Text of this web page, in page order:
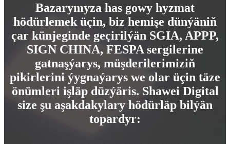
Bazarymyza has gowy hyzmat
hödürlemek üçin, biz hemişe dünýäniň
çar künjeginde geçirilýän SGIA, APPP,
SIGN CHINA, FESPA sergilerine
gatnaşýarys, müşderilerimiziň
pikirlerini ýygnaýarys we olar üçin täze
önümleri işläp düzýäris. Shawei Digital
size şu aşakdakylary hödürläp bilýän
topardyr: